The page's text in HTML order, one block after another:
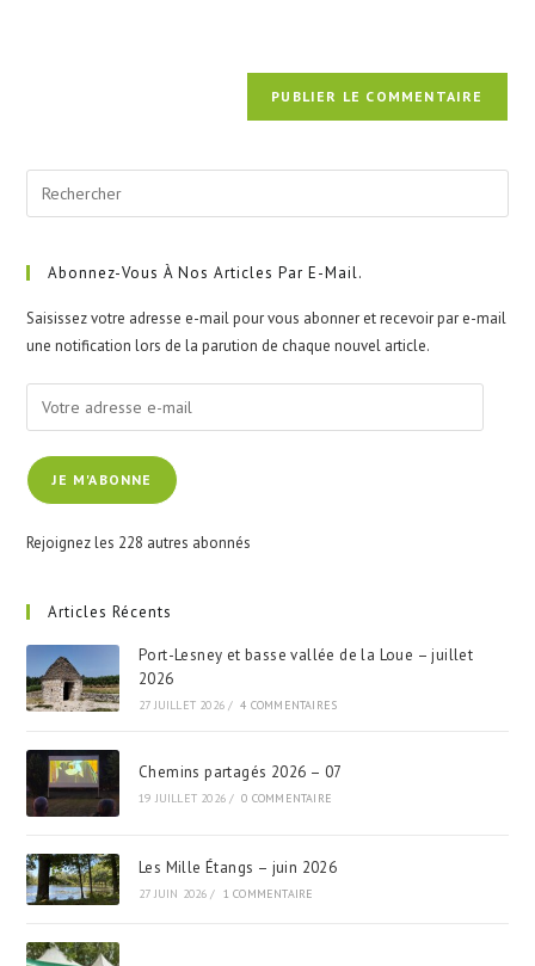
Abonnez-Vous À Nos Articles Par E-Mail.
Saisissez votre adresse e-mail pour vous abonner et recevoir par e-mail
une notification lors de la parution de chaque nouvel article.
Votre
adresse
e-
mailJE M'ABONNE
Rejoignez les 228 autres abonnés
Articles Récents
Port-Lesney et basse vallée de la Loue – juillet
2026
27 JUILLET 2026 / 4 COMMENTAIRES
Chemins partagés 2026 – 07
19 JUILLET 2026 / 0 COMMENTAIRE
Les Mille Étangs – juin 2026
27 JUIN 2026 / 1 COMMENTAIRE